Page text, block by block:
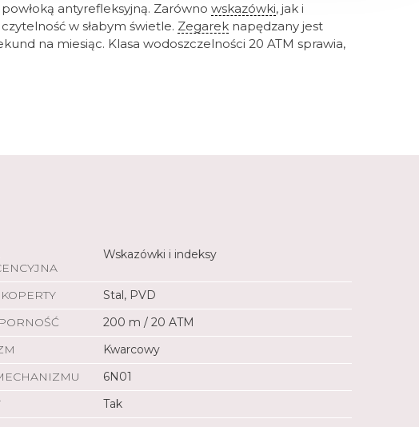
antyrefleksyjną. Zarówno wskazówki, jak i
w słabym świetle. Zegarek napędzany jest
na miesiąc. Klasa wodoszczelności 20 ATM sprawia,
Wskazówki i indeksy
Stal, PVD
200 m / 20 ATM
Kwarcowy
6N01
Tak